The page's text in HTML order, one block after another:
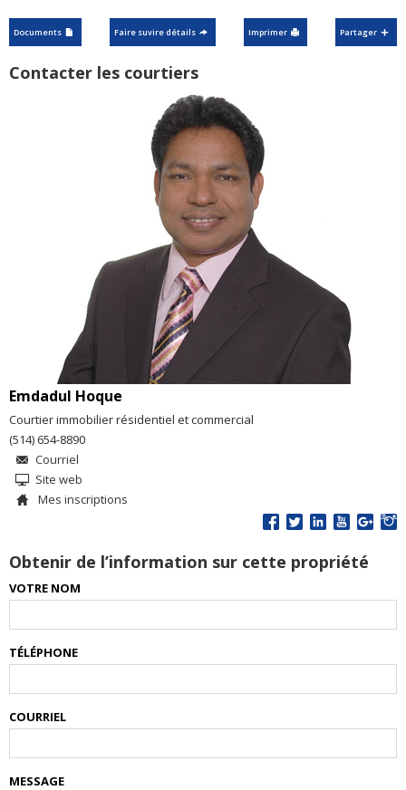
Documents Faire suvire détails Imprimer Partager
Contacter les courtiers
Emdadul Hoque
Courtier immobilier résidentiel et commercial
(514) 654-8890
Courriel
Site web
Mes inscriptions
Obtenir de l’information sur cette propriété
VOTRE NOM
TÉLÉPHONE
COURRIEL
MESSAGE